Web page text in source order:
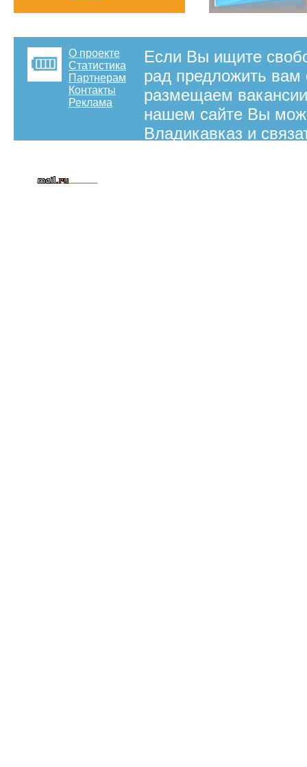
О проекте
Статистика
Партнерам
Контакты
Реклама
Если Вы ищите
рад предложить
размещаем
нашем сайте Вы
Владикавказ и